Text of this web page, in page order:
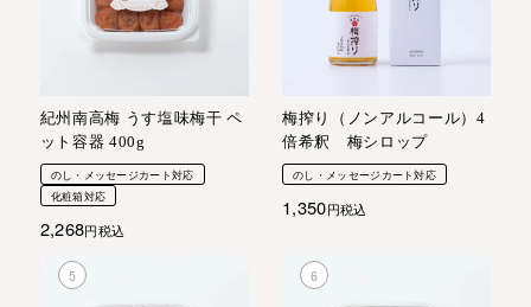
紀州南高梅 うす塩味梅干 ペ
ット容器 400g
のし・メッセージカート対応
化粧箱対応
2,268 税込
梅搾り（ノンアルコール）4
倍希釈 梅シロップ
のし・メッセージカート対応
1,350 税込